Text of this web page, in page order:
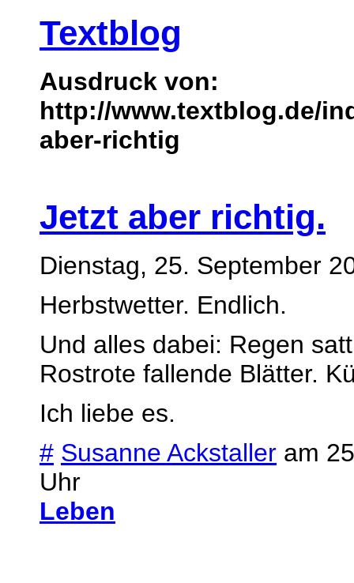
Textblog
Ausdruck von:
http://www.textblog.de/
aber-richtig
Jetzt aber richtig.
Dienstag, 25. September
Herbstwetter. Endlich.
Und alles dabei: Regen
Rostrote fallende Blätter.
Ich liebe es.
# Susanne Ackstaller am
Uhr
Leben